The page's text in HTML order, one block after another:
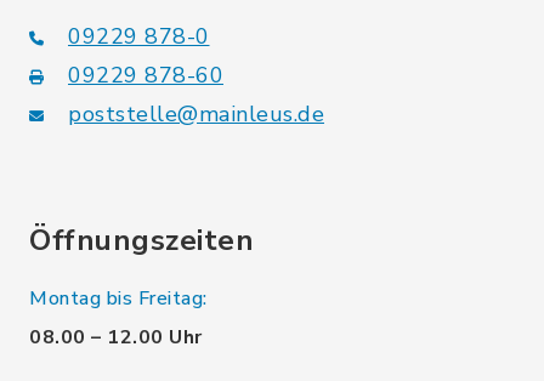
09229 878-0
09229 878-60
poststelle@mainleus.de
Öffnungszeiten
Montag bis Freitag:
08.00 – 12.00 Uhr